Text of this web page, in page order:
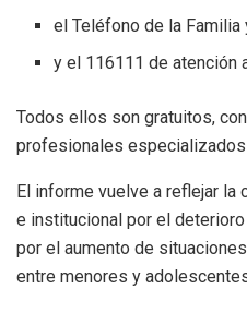
el Teléfono de la
y el 116111 de atención
Todos ellos son gratuitos,
profesionales
El informe vuelve a reflejar la
e institucional por el
por el aumento de
entre menores y